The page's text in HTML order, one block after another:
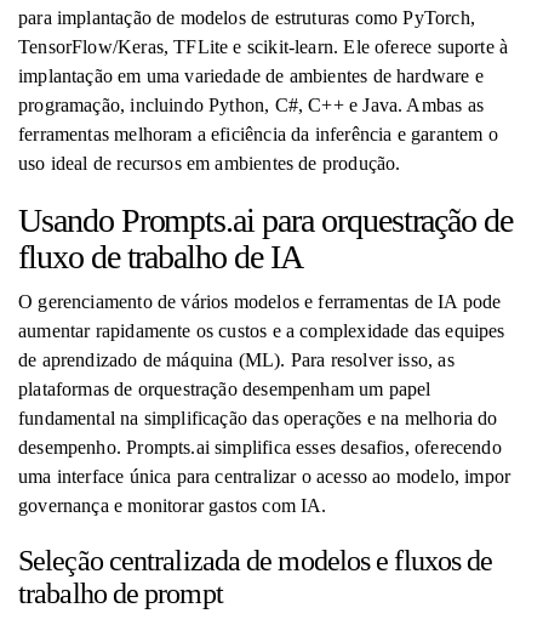
para implantação de modelos de estruturas como PyTorch,
TensorFlow/Keras, TFLite e scikit-learn. Ele oferece suporte à
implantação em uma variedade de ambientes de hardware e
programação, incluindo Python, C#, C++ e Java. Ambas as
ferramentas melhoram a eficiência da inferência e garantem o
uso ideal de recursos em ambientes de produção.
Usando Prompts.ai para orquestração de
fluxo de trabalho de IA
O gerenciamento de vários modelos e ferramentas de IA pode
aumentar rapidamente os custos e a complexidade das equipes
de aprendizado de máquina (ML). Para resolver isso, as
plataformas de orquestração desempenham um papel
fundamental na simplificação das operações e na melhoria do
desempenho. Prompts.ai simplifica esses desafios, oferecendo
uma interface única para centralizar o acesso ao modelo, impor
governança e monitorar gastos com IA.
Seleção centralizada de modelos e fluxos de
trabalho de prompt